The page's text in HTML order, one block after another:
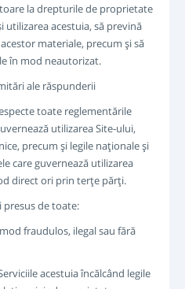
la drepturile de proprietate
utilizarea acestuia, să prevină
materiale, precum şi să
în mod neautorizat.
ale răspunderii
toate reglementările
utilizarea Site-ului,
precum şi legile naţionale şi
care guvernează utilizarea
direct ori prin terţe părţi.
presus de toate:
fraudulos, ilegal sau fără
acestuia încălcând legile